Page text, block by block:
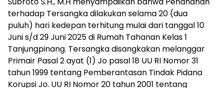
terhadap Tersangka dilakukan selama 20 (dua
puluh) hari kedepan terhitung mulai dari tanggal 10
Juni s/d 29 Juni 2025 di Rumah Tahanan Kelas 1
Tanjungpinang. Tersangka disangkakan melanggar
Primair Pasal 2 ayat (1) Jo pasal 18 UU RI Nomor 31
tahun 1999 tentang Pemberantasan Tindak Pidana
Korupsi Jo. UU RI Nomor 20 tahun 2001 tentang